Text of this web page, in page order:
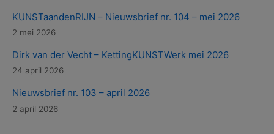
KUNSTaandenRIJN – Nieuwsbrief nr. 104 – mei 2026
2 mei 2026
Dirk van der Vecht – KettingKUNSTWerk mei 2026
24 april 2026
Nieuwsbrief nr. 103 – april 2026
2 april 2026